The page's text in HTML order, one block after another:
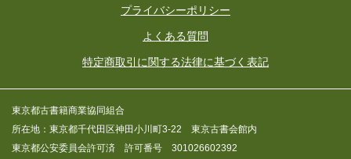
プライバシーポリシー
よくある質問
特定商取引に関する法律に基づく表記
東京都古書籍商業協同組合
所在地：東京都千代田区神田小川町3-22 東京古書会館内
東京都公安委員会許可済 許可番号 301026602392